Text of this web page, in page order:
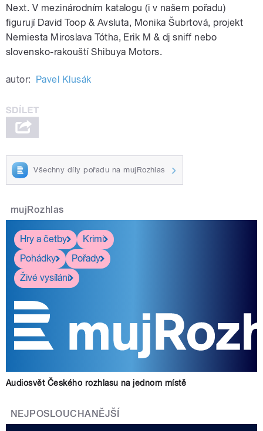
Next. V mezinárodním katalogu (i v našem pořadu)
figurují David Toop & Avsluta, Monika Šubrtová, projekt
Nemiesta Miroslava Tótha, Erik M & dj sniff nebo
slovensko-rakouští Shibuya Motors.
autor: Pavel Klusák
Všechny díly pořadu na mujRozhlas
mujRozhlas
Hry a četby
Krimi
Pohádky
Pořady
Živé vysílání
Audiosvět Českého rozhlasu na jednom místě
NEJPOSLOUCHANĚJŠÍ